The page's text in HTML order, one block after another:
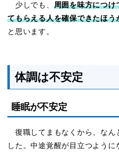
少しでも、 周囲を味方につけ
てもらえる人を確保できたほ
と思います。
体調は不安定
睡眠が不安定
復職してまもなくから、なん
した。中途覚醒が目立つよう